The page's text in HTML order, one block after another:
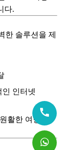
다.
한 솔루션을 제
인터넷
활한 여행 경